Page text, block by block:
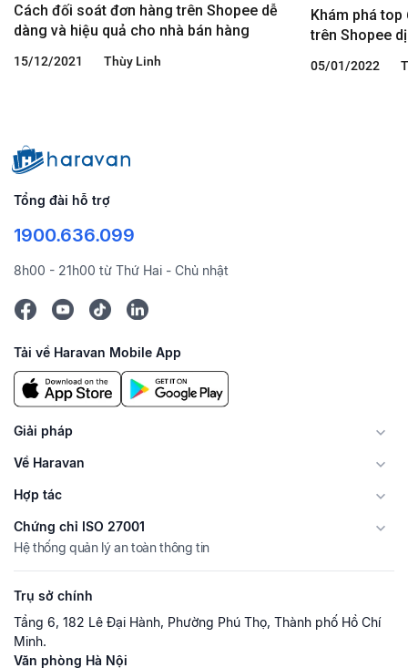
Cách đối soát đơn hàng trên Shopee dễ
dàng và hiệu quả cho nhà bán hàng
15/12/2021 Thùy Linh
Khám phá top
trên Shopee
05/01/2022
Tổng đài hỗ trợ
1900.636.099
8h00 - 21h00 từ Thứ Hai - Chủ nhật
Tải về Haravan Mobile App
Giải pháp
Về Haravan
Hợp tác
Chứng chỉ ISO 27001
Hệ thống quản lý an toàn thông tin
Trụ sở chính
Tầng 6, 182 Lê Đại Hành, Phường Phú Thọ, Thành phố Hồ Chí
Minh.
Văn phòng Hà Nội